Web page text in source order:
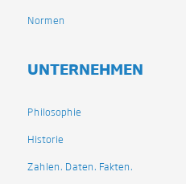
Normen
UNTERNEHMEN
Philosophie
Historie
Zahlen. Daten. Fakten.